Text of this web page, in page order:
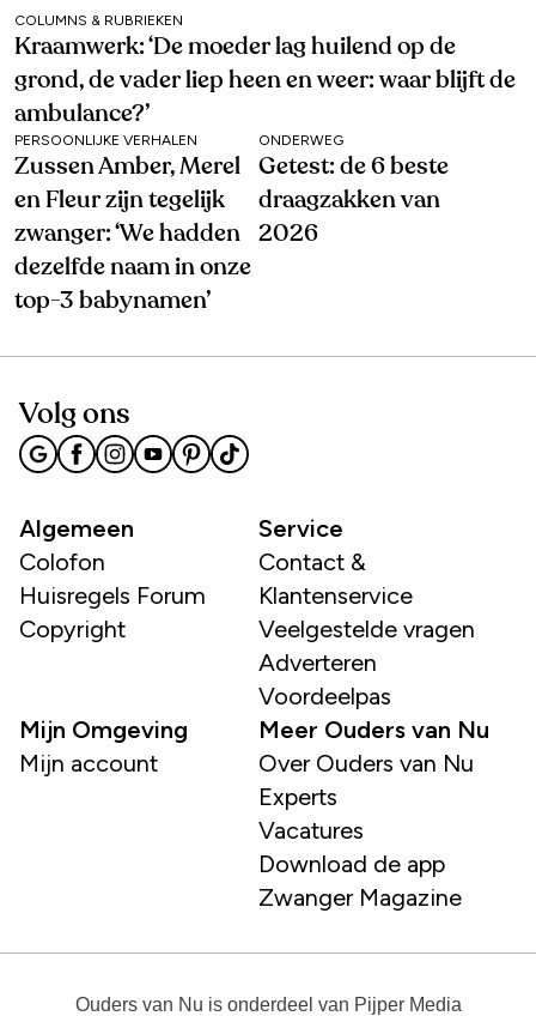
COLUMNS & RUBRIEKEN
Kraamwerk: ‘De moeder lag huilend op de
grond, de vader liep heen en weer: waar blijft de
ambulance?’
PERSOONLIJKE VERHALEN
Zussen Amber, Merel
en Fleur zijn tegelijk
zwanger: ‘We hadden
dezelfde naam in onze
top-3 babynamen’
ONDERWEG
Getest: de 6 beste
draagzakken van
2026
Volg ons
Algemeen
Colofon
Huisregels Forum
Copyright
Service
Contact &
Klantenservice
Veelgestelde vragen
Adverteren
Voordeelpas
Mijn Omgeving
Mijn account
Meer Ouders van Nu
Over Ouders van Nu
Experts
Vacatures
Download de app
Zwanger Magazine
Ouders van Nu is onderdeel van Pijper Media